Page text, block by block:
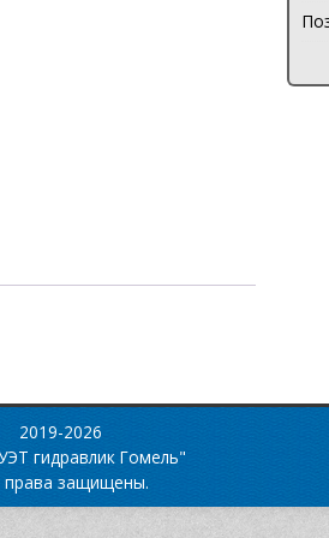
2019-2026
гидравлик Гомель"
права защищены.